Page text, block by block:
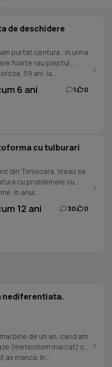
de deschidere
purtat centura , in urma
foarte rau pieptul ,
59 ani, la...
6 ani 1 0
cu tulburari
cu problemele cu
care ma confrunt in ultima vreme. In anul...
12 ani 30 0
nediferentiata.
bine de un an, cand am
(meteorism marcat) si
manca. In...